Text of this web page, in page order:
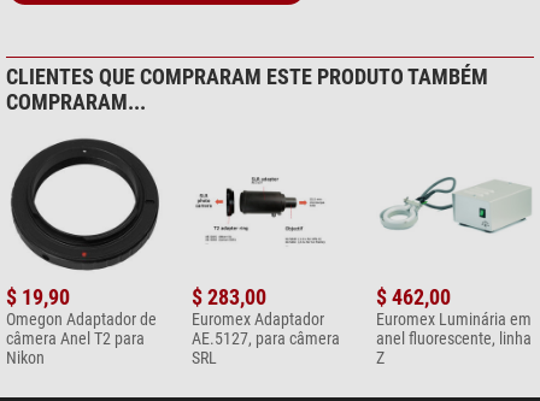
CLIENTES QUE COMPRARAM ESTE PRODUTO TAMBÉM
COMPRARAM...
$ 19,90
Omegon Adaptador de
câmera Anel T2 para
Nikon
$ 283,00
Euromex Adaptador
AE.5127, para câmera
SRL
$ 462,00
Euromex Luminária em
anel fluorescente, linha
Z